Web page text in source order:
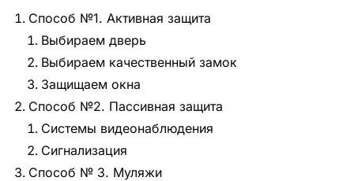
Способ №1. Активная защита
Выбираем дверь
Выбираем качественный замок
Защищаем окна
Способ №2. Пассивная защита
Системы видеонаблюдения
Сигнализация
Способ № 3. Муляжи